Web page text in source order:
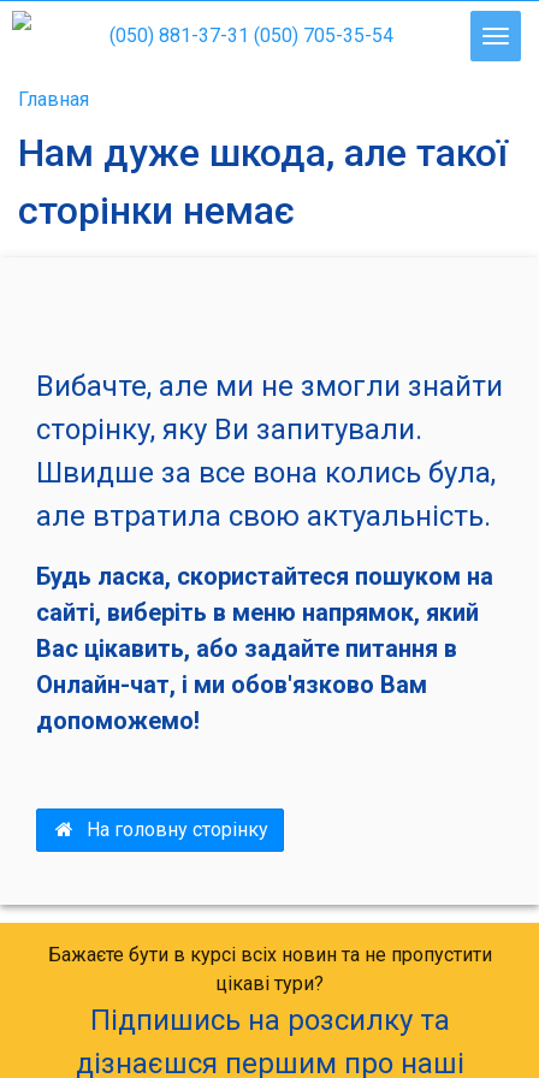
(050) 881-37-31 (050) 705-35-54
Главная
Нам дуже шкода, але такої
сторінки немає
Вибачте, але ми не змогли знайти
сторінку, яку Ви запитували.
Швидше за все вона колись була,
але втратила свою актуальність.
Будь ласка, скористайтеся пошуком на
сайті, виберіть в меню напрямок, який
Вас цікавить, або задайте питання в
Онлайн-чат, і ми обов'язково Вам
допоможемо!
На головну сторінку
Бажаєте бути в курсі всіх новин та не пропустити
цікаві тури?
Підпишись на розсилку та
дізнаєшся першим про наші